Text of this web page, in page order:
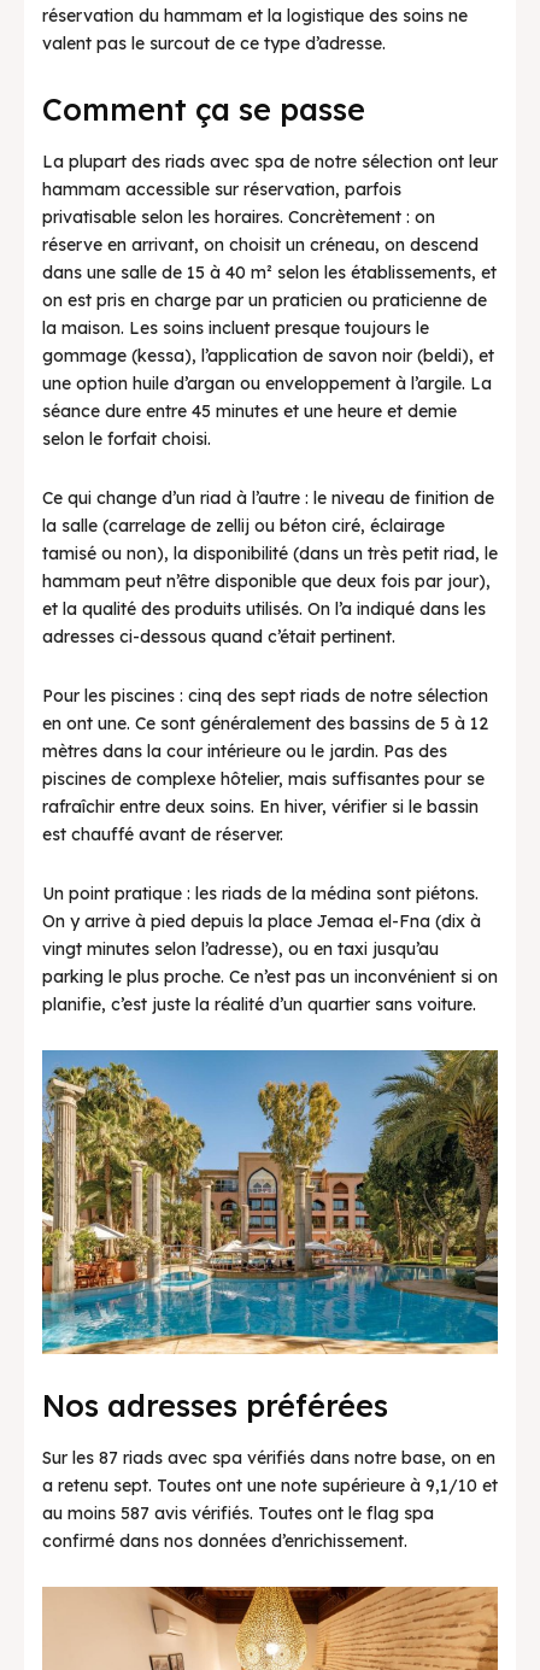
réservation du hammam et la logistique des soins ne
valent pas le surcout de ce type d’adresse.
Comment ça se passe
La plupart des riads avec spa de notre sélection ont leur
hammam accessible sur réservation, parfois
privatisable selon les horaires. Concrètement : on
réserve en arrivant, on choisit un créneau, on descend
dans une salle de 15 à 40 m² selon les établissements, et
on est pris en charge par un praticien ou praticienne de
la maison. Les soins incluent presque toujours le
gommage (kessa), l’application de savon noir (beldi), et
une option huile d’argan ou enveloppement à l’argile. La
séance dure entre 45 minutes et une heure et demie
selon le forfait choisi.
Ce qui change d’un riad à l’autre : le niveau de finition de
la salle (carrelage de zellij ou béton ciré, éclairage
tamisé ou non), la disponibilité (dans un très petit riad, le
hammam peut n’être disponible que deux fois par jour),
et la qualité des produits utilisés. On l’a indiqué dans les
adresses ci-dessous quand c’était pertinent.
Pour les piscines : cinq des sept riads de notre sélection
en ont une. Ce sont généralement des bassins de 5 à 12
mètres dans la cour intérieure ou le jardin. Pas des
piscines de complexe hôtelier, mais suffisantes pour se
rafraîchir entre deux soins. En hiver, vérifier si le bassin
est chauffé avant de réserver.
Un point pratique : les riads de la médina sont piétons.
On y arrive à pied depuis la place Jemaa el-Fna (dix à
vingt minutes selon l’adresse), ou en taxi jusqu’au
parking le plus proche. Ce n’est pas un inconvénient si on
planifie, c’est juste la réalité d’un quartier sans voiture.
Nos adresses préférées
Sur les 87 riads avec spa vérifiés dans notre base, on en
a retenu sept. Toutes ont une note supérieure à 9,1/10 et
au moins 587 avis vérifiés. Toutes ont le flag spa
confirmé dans nos données d’enrichissement.